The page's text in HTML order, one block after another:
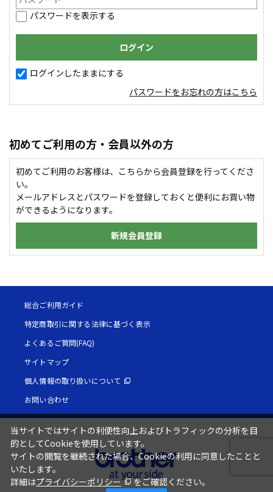
パスワードを表示する
ログインしたままにする
パスワードをお忘れの方はこちら
初めてご利用の方・会員以外の方
初めてご利用のお客様は、こちらから会員登録を行ってくださ
い。
メールアドレスとパスワードを登録しておくと便利にお買い物
ができるようになります。
新規会員登録
総合ご利用ガイド
特定商取引に関する法律に基づく表示
よくあるご質問(FAQ)
サイトマップ
個人情報の取り扱いについて
お問い合わせ
当サイトではサイトの利便性向上およびトラフィックの分析を目
的としてCookieを使用しています。
サイトの閲覧を継続された場合、Cookieの利用に同意したことと
いたします。
詳細はプライバシーポリシー をご確認ください。